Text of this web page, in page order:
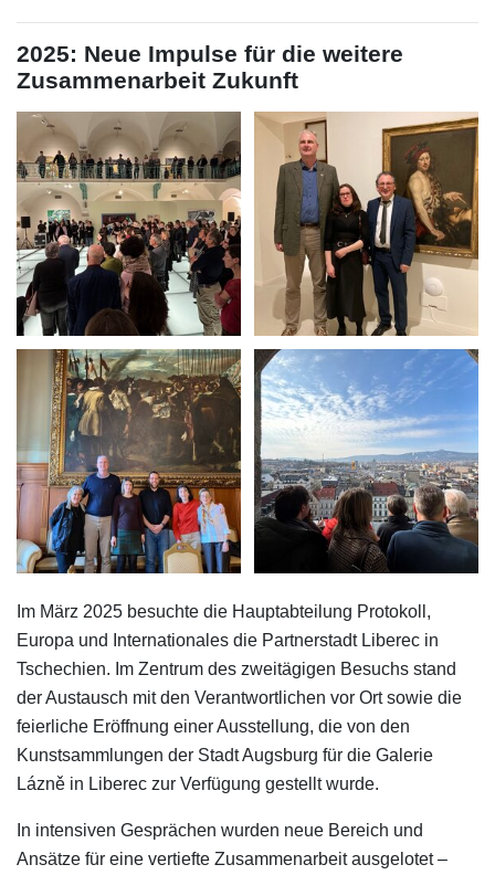
2025: Neue Impulse für die weitere
Zusammenarbeit Zukunft
Im März 2025 besuchte die Hauptabteilung Protokoll,
Europa und Internationales die Partnerstadt Liberec in
Tschechien. Im Zentrum des zweitägigen Besuchs stand
der Austausch mit den Verantwortlichen vor Ort sowie die
feierliche Eröffnung einer Ausstellung, die von den
Kunstsammlungen der Stadt Augsburg für die Galerie
Lázně in Liberec zur Verfügung gestellt wurde.
In intensiven Gesprächen wurden neue Bereich und
Ansätze für eine vertiefte Zusammenarbeit ausgelotet –